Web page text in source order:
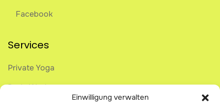
Einwilligung verwalten
Facebook
Services
Private Yoga
Body Work